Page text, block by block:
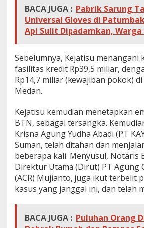
o
n
:
J
s
a
A
g
g
H
a
r
u
s
T
u
r
u
a
BACA JUGA : Pabrik Sarung
Universal Gloves di
Api Sulit Dipadamkan, Warga
Sebelumnya, Kejatisu menangani
fasilitas kredit Rp39,5 miliar,
Rp14,7 miliar (kewajiban pokok)
Medan.
Kejatisu kemudian menetapkan
BTN, sebagai tersangka.
Krisna Agung Yudha Abadi (PT
Suman, telah ditahan dan
beberapa kali. Menyusul, Notaris
Direktur Utama (Dirut) PT Agung
(ACR) Mujianto, juga ikut terbelit
kasus yang janggal ini, dan telah
BACA JUGA : Puluhan Orang